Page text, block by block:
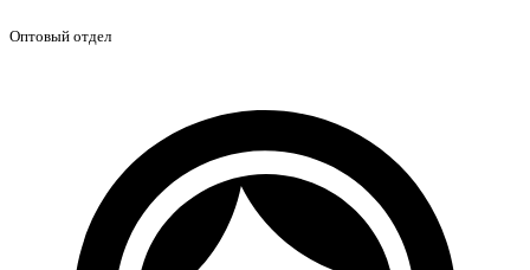
Оптовый отдел